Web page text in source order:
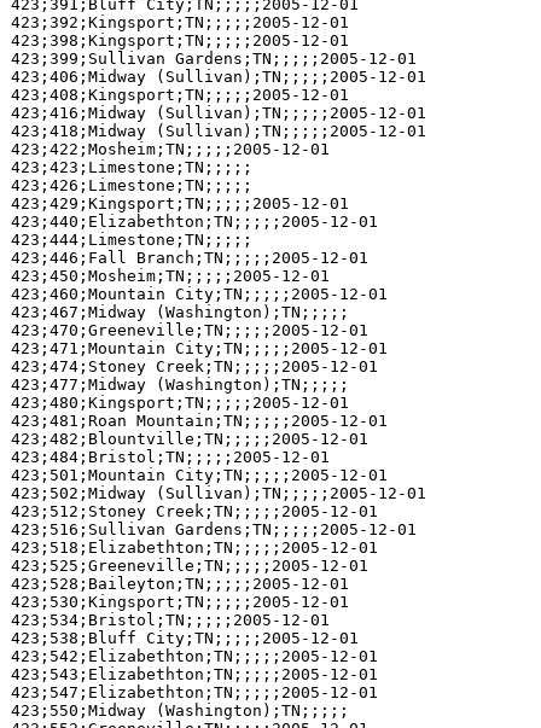
423;391;Bluff City;TN;;;;;2005-12-01
423;392;Kingsport;TN;;;;;2005-12-01
423;398;Kingsport;TN;;;;;2005-12-01
423;399;Sullivan Gardens;TN;;;;;2005-12-01
423;406;Midway (Sullivan);TN;;;;;2005-12-01
423;408;Kingsport;TN;;;;;2005-12-01
423;416;Midway (Sullivan);TN;;;;;2005-12-01
423;418;Midway (Sullivan);TN;;;;;2005-12-01
423;422;Mosheim;TN;;;;;2005-12-01
423;423;Limestone;TN;;;;;
423;426;Limestone;TN;;;;;
423;429;Kingsport;TN;;;;;2005-12-01
423;440;Elizabethton;TN;;;;;2005-12-01
423;444;Limestone;TN;;;;;
423;446;Fall Branch;TN;;;;;2005-12-01
423;450;Mosheim;TN;;;;;2005-12-01
423;460;Mountain City;TN;;;;;2005-12-01
423;467;Midway (Washington);TN;;;;;
423;470;Greeneville;TN;;;;;2005-12-01
423;471;Mountain City;TN;;;;;2005-12-01
423;474;Stoney Creek;TN;;;;;2005-12-01
423;477;Midway (Washington);TN;;;;;
423;480;Kingsport;TN;;;;;2005-12-01
423;481;Roan Mountain;TN;;;;;2005-12-01
423;482;Blountville;TN;;;;;2005-12-01
423;484;Bristol;TN;;;;;2005-12-01
423;501;Mountain City;TN;;;;;2005-12-01
423;502;Midway (Sullivan);TN;;;;;2005-12-01
423;512;Stoney Creek;TN;;;;;2005-12-01
423;516;Sullivan Gardens;TN;;;;;2005-12-01
423;518;Elizabethton;TN;;;;;2005-12-01
423;525;Greeneville;TN;;;;;2005-12-01
423;528;Baileyton;TN;;;;;2005-12-01
423;530;Kingsport;TN;;;;;2005-12-01
423;534;Bristol;TN;;;;;2005-12-01
423;538;Bluff City;TN;;;;;2005-12-01
423;542;Elizabethton;TN;;;;;2005-12-01
423;543;Elizabethton;TN;;;;;2005-12-01
423;547;Elizabethton;TN;;;;;2005-12-01
423;550;Midway (Washington);TN;;;;;